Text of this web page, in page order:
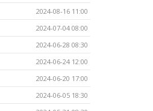
2024-08-16 11:00
2024-07-04 08:00
2024-06-28 08:30
2024-06-24 12:00
2024-06-20 17:00
2024-06-05 18:30